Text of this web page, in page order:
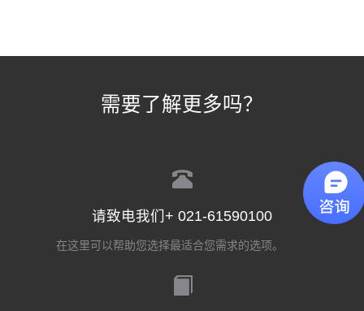
需要了解更多吗？
请致电我们+ 021-61590100
在这里可以帮助您选择最适合您需求的选项。